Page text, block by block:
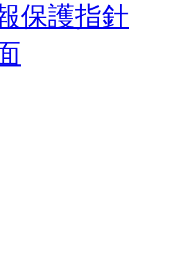
保護指針